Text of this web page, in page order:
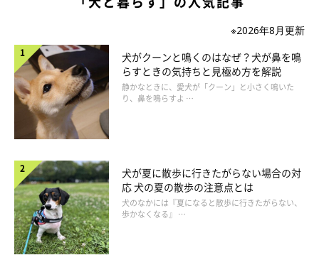
なコでした。今はひとりになってしまったので、やっと感
「赤ちゃん返りみたいになっている」
「抱っこも触られるのも苦手なコでしたが、甘えてきて抱
っこも要求してくるようになった」
んだりと我慢強いコだったのですが、13才になり急に甘え
ん坊になりました。今までは、我慢していたんだな、と愛
おしくなりました」
「柴犬でよく言われるツンデレでしたが、ここ最近急に甘
えん坊になりました。家中どこに行くにも着いてきて、私
※2026年8月更新
犬がクーンと鳴くのはなぜ？犬が鼻を鳴
らすときの気持ちと見極め方を解説
静かなときに、愛犬が「クーン」と小さく鳴いた
り、鼻を鳴らすよ …
犬が夏に散歩に行きたがらない場合の対
応 犬の夏の散歩の注意点とは
犬のなかには『夏になると散歩に行きたがらない、
歩かなくなる』 …